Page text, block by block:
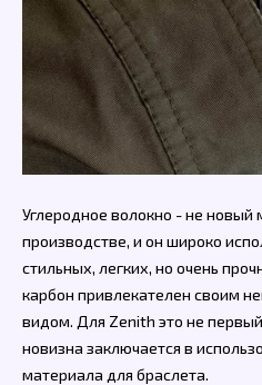
Углеродное волокно - не новый
производстве, и он широко
стильных, легких, но очень
карбон привлекателен своим
видом. Для Zenith это не
новизна заключается в
материала для браслета.